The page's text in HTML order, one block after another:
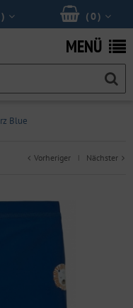
(0 )
)
MENÜ
Blue
Vorheriger | Nächster